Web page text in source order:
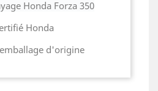
Honda Forza 350
Honda
d'origine